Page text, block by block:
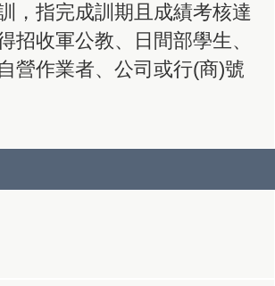
，指完成訓期且成績考核達
招收軍公教、日間部學生、
營作業者、公司或行(商)號